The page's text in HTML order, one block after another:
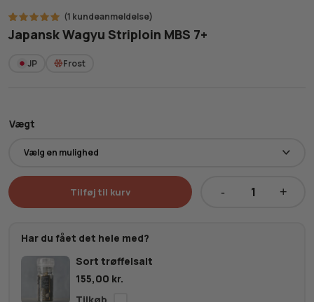
som5.00
på
1
(1 kundeanmeldelse)
Japansk Wagyu Striploin MBS 7+
JP Frost
Vægt
Har du fået det hele med?
Sort trøffelsalt
155,00 kr.
Tilføj til kurv